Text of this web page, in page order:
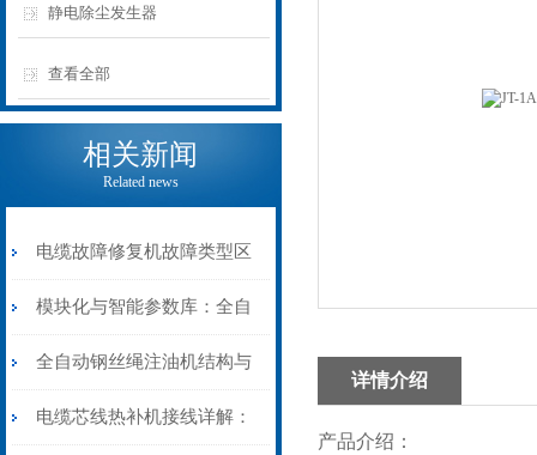
静电除尘发生器
查看全部
相关新闻
Related news
电缆故障修复机故障类型区
分指南：从“绝缘电
阻”到“波形特征”的精准诊
断逻辑
模块化与智能参数库：全自
动电缆修复机的快速换型逻
辑
全自动钢丝绳注油机结构与
工作原理：揭秘高效润滑的
电缆芯线热补机接线详解：
详情介绍
产品介绍：